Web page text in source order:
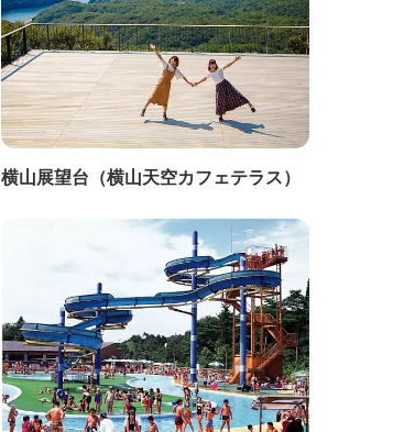
横山展望台（横山天空カフェテラス）